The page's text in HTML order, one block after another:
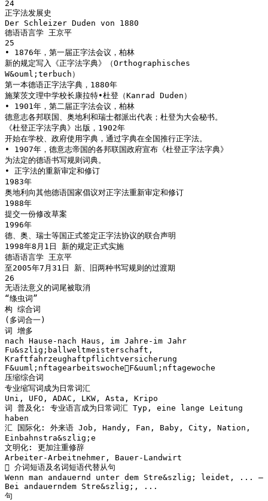
24
正字法发展史
Der Schleizer Duden von 1880
德语语言学 王京平
25
• 1876年，第一届正字法会议，柏林
新的规定写入《正字法字典》（Orthographisches
W&ouml;terbuch）
第一本德语正字法字典，1880年
施莱茨文理中学校长康拉特•杜登（Kanrad Duden）
• 1901年，第二届正字法会议，柏林
德意志各邦联国、奥地利和瑞士都派出代表；杜登为大会秘书。
《杜登正字法字典》出版，1902年
开始在学校、政府使用字典，通过字典在全国推行正字法。
• 1907年，德意志帝国的各邦联国政府宣布《杜登正字法字典》
为法定的德语书写规则词典。
• 正字法的重新审定和修订
1983年
奥地利向其他德语国家倡议对正字法重新审定和修订
1988年
提交一份修改草案
1996年
德、奥、瑞士等国正式签定正字法协议的联合声明
1998年8月1日 新的规定正式实施
德语语言学 王京平
至2005年7月31日 新、旧两种书写规则的过渡期
26
无语法意义的词尾被取消
“绦虫词”
构 综合词
(多词合一)
词 增多
nach Hause-nach Haus, im Jahre-im Jahr
Fu&szlig;ballweltmeisterschaft,
Kraftfahrzeughaftpflichtversicherung
F&uuml;nftagearbeitswocheF&uuml;nftagewoche
压缩综合词
专业缩写词成为日常词汇
Uni, UFO, ADAC, LKW, Asta, Kripo
词 普及化: 专业语言成为日常词汇 Typ, eine lange Leitung
haben
汇 国际化: 外来语 Job, Handy, Fan, Baby, City, Nation,
Einbahnstra&szlig;e
文明化: 更加注重修辞
Arbeiter-Arbeitnehmer, Bauer-Landwirt
 介词短语及名词短语代替从句
Wenn man andauernd unter dem Stre&szlig; leidet, ... –
Bei andauerndem Stre&szlig;, ...
句